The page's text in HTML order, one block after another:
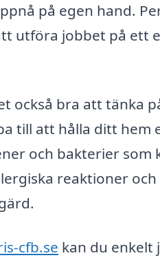
på egen hand.
utföra jobbet på ett
också bra att tänka
till att hålla ditt hem
och bakterier som
reaktioner
cfb.se kan du enkelt